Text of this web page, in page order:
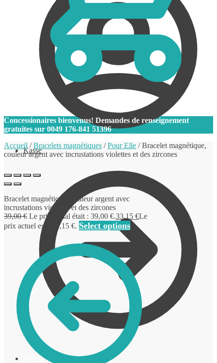
Kasse
€
Concessionaires bienvenus! Demandes de renseignement
gratuites sur 0049 176-841 51396
Accueil /Bracelets magnétiques /Pour Elle /Bracelet magnétique,
couleur argent avec incrustations violettes et des zircones
Bracelet magnétique, couleur argent avec
incrustations violettes et des zircones
39,00€ Le prix initial était : 39,00 €.33,15 €Le
prix actuel est : 33,15 €. Select options